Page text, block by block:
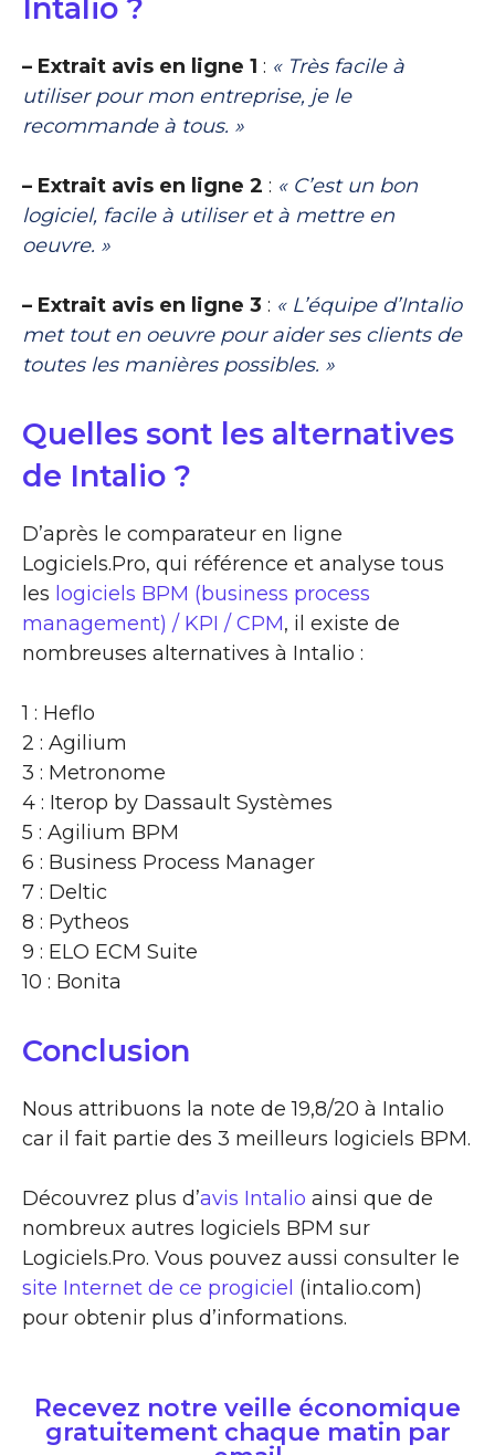
Intalio ?
– Extrait avis en ligne 1 : « Très facile à
utiliser pour mon entreprise, je le
recommande à tous. »
– Extrait avis en ligne 2 : « C’est un bon
logiciel, facile à utiliser et à mettre en
oeuvre. »
– Extrait avis en ligne 3 : « L’équipe d’Intalio
met tout en oeuvre pour aider ses clients de
toutes les manières possibles. »
Quelles sont les alternatives
de Intalio ?
D’après le comparateur en ligne
Logiciels.Pro, qui référence et analyse tous
les logiciels BPM (business process
management) / KPI / CPM, il existe de
nombreuses alternatives à Intalio :
1 : Heflo
2 : Agilium
3 : Metronome
4 : Iterop by Dassault Systèmes
5 : Agilium BPM
6 : Business Process Manager
7 : Deltic
8 : Pytheos
9 : ELO ECM Suite
10 : Bonita
Conclusion
Nous attribuons la note de 19,8/20 à Intalio
car il fait partie des 3 meilleurs logiciels BPM.
Découvrez plus d’avis Intalio ainsi que de
nombreux autres logiciels BPM sur
Logiciels.Pro. Vous pouvez aussi consulter le
site Internet de ce progiciel (intalio.com)
pour obtenir plus d’informations.
Recevez notre veille économique
gratuitement chaque matin par